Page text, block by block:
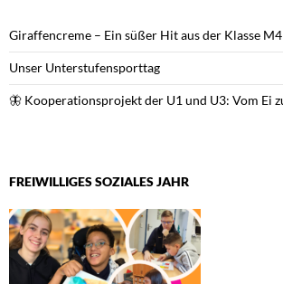
Giraffencreme – Ein süßer Hit aus der Klasse
Unser Unterstufensporttag
🦋 Kooperationsprojekt der U1 und U3: Vom Ei
FREIWILLIGES SOZIALES JAHR